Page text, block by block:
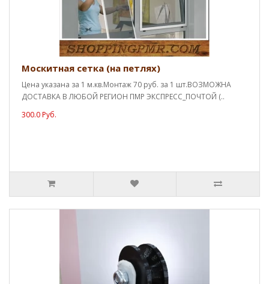
Москитная сетка (на петлях)
Цена указана за 1 м.кв.Монтаж 70 руб. за 1 шт.ВОЗМОЖНА
ДОСТАВКА В ЛЮБОЙ РЕГИОН ПМР ЭКСПРЕСС_ПОЧТОЙ (..
300.0 Руб.